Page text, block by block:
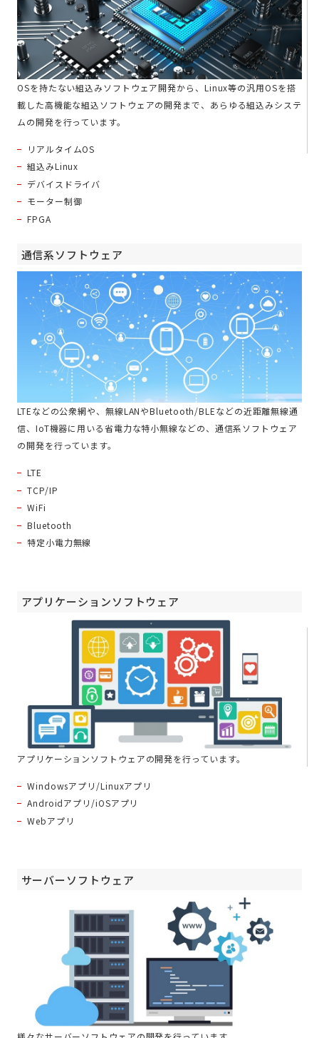
OSを持たない組込みソフトウェア開発から、Linux等の汎用OSを搭
載した高機能な組込ソフトウェアの開発まで、あらゆる組込みシステ
ムの開発を行っています。
リアルタイムOS
組込みLinux
デバイスドライバ
モーター制御
FPGA
通信系ソフトウェア
LTEなどの公衆網や、無線LANやBluetooth/BLEなどの近距離無線通
信、IoT機器に用いる省電力な特小無線などの、通信系ソフトウェア
の開発を行っています。
LTE
TCP/IP
WiFi
Bluetooth
特定小電力無線
アプリケーションソフトウェア
アプリケーションソフトウェアの開発を行っています。
Windowsアプリ/Linuxアプリ
Androidアプリ/iOSアプリ
Webアプリ
サーバーソフトウェア